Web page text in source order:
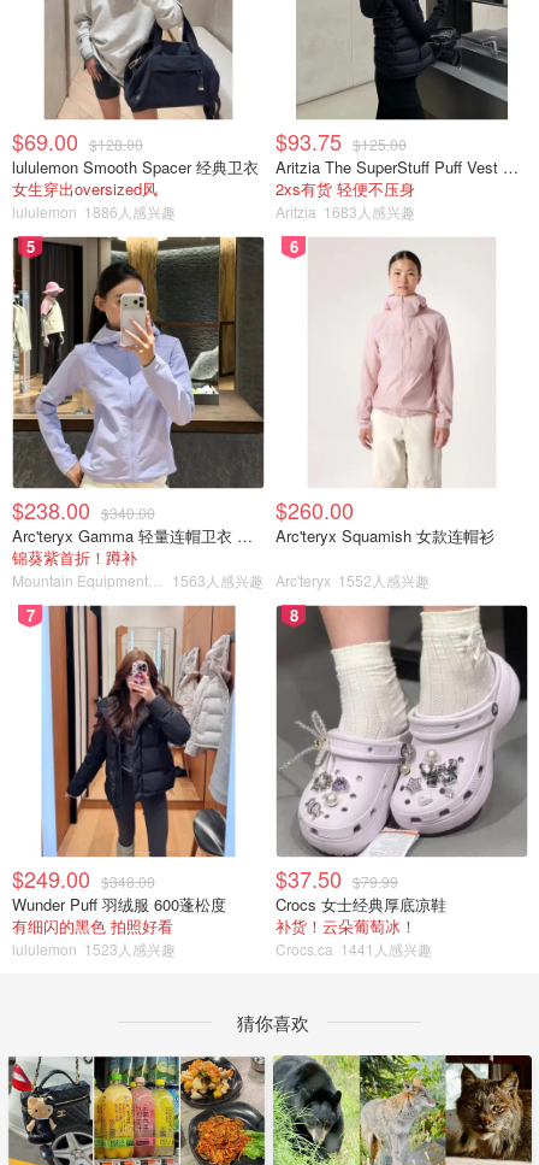
$69.00 $128.00
lululemon Smooth Spacer 经典卫衣
女生穿出oversized风
lululemon 1886人感兴趣
$93.75 $125.00
Aritzia The SuperStuff Puff Vest 轻盈亮面马甲
2xs有货 轻便不压身
Aritzia 1683人感兴趣
5
$238.00 $340.00
Arc'teryx Gamma 轻量连帽卫衣 女款
锦葵紫首折！蹲补
1563人感兴趣
6
$260.00
Arc'teryx Squamish 女款连帽衫
Arc'teryx 1552人感兴趣
7
$249.00 $348.00
Wunder Puff 羽绒服 600蓬松度
有细闪的黑色 拍照好看
lululemon 1523人感兴趣
8
$37.50 $79.99
Crocs 女士经典厚底凉鞋
补货！云朵葡萄冰！
Crocs.ca 1441人感兴趣
猜你喜欢